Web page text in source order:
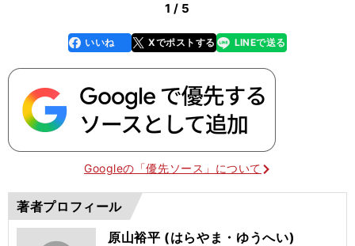
1 / 5
faceboo
k
いいね Xでポストする
line LINEで送る
Googleの「優先ソース」について
著者プロフィール
原山裕平 (はらやま・ゆうへい)